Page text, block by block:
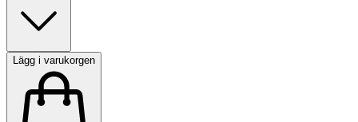
Lägg i varukorgen